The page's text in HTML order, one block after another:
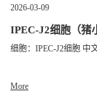
2026-03-09
IPEC-J2细胞（猪
细胞：IPEC-J2细胞 中
More